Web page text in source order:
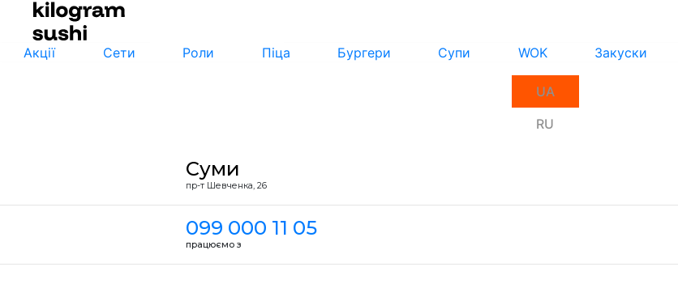
Акції Сети Роли Піца Бургери Супи WOK Закуски
UA
RU
Суми
пр-т Шевченка, 26
099 000 11 05
працюємо з